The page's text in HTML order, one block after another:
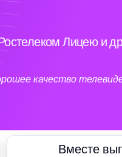
Лицею и
качество
Вместе